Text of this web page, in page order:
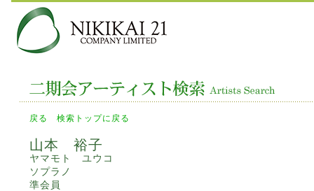
戻る 検索トップに戻る
山本 裕子
ヤマモト ユウコ
ソプラノ
準会員